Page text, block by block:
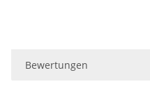
Bewertungen